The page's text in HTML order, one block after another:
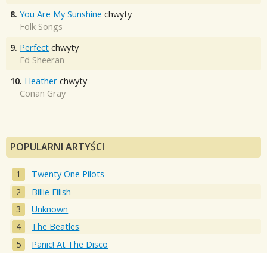
8. You Are My Sunshine chwyty
Folk Songs
9. Perfect chwyty
Ed Sheeran
10. Heather chwyty
Conan Gray
POPULARNI ARTYŚCI
Twenty One Pilots
Billie Eilish
Unknown
The Beatles
Panic! At The Disco